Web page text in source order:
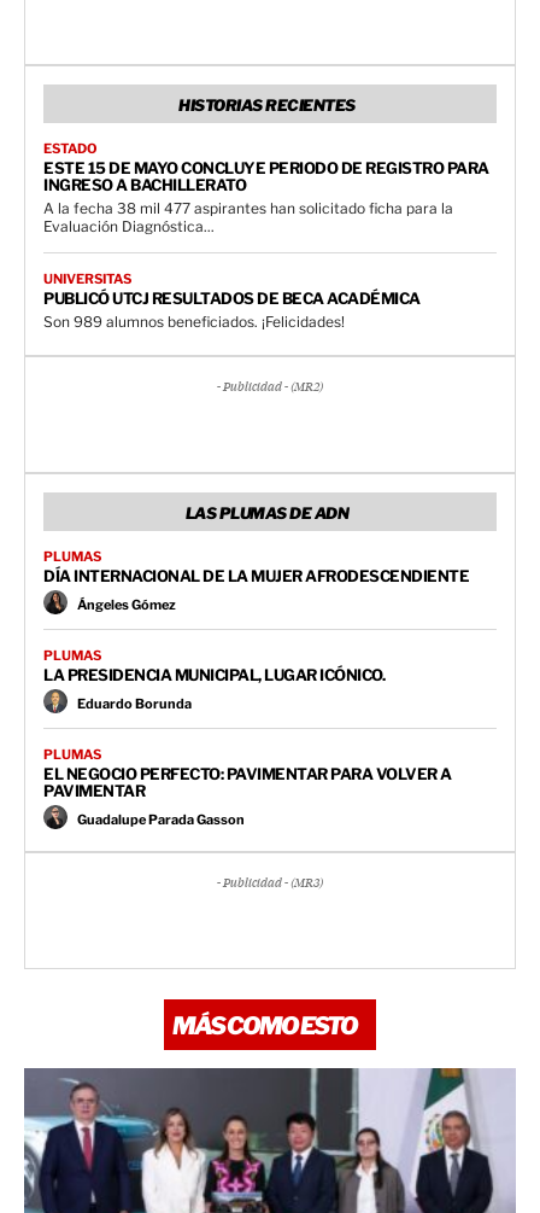
HISTORIAS RECIENTES
ESTADO
ESTE 15 DE MAYO CONCLUYE PERIODO DE REGISTRO PARA
INGRESO A BACHILLERATO
A la fecha 38 mil 477 aspirantes han solicitado ficha para la
Evaluación Diagnóstica...
UNIVERSITAS
PUBLICÓ UTCJ RESULTADOS DE BECA ACADÉMICA
Son 989 alumnos beneficiados. ¡Felicidades!
- Publicidad - (MR2)
LAS PLUMAS DE ADN
PLUMAS
DÍA INTERNACIONAL DE LA MUJER AFRODESCENDIENTE
Ángeles Gómez
PLUMAS
LA PRESIDENCIA MUNICIPAL, LUGAR ICÓNICO.
Eduardo Borunda
PLUMAS
EL NEGOCIO PERFECTO: PAVIMENTAR PARA VOLVER A
PAVIMENTAR
Guadalupe Parada Gasson
- Publicidad - (MR3)
MÁS COMO ESTO